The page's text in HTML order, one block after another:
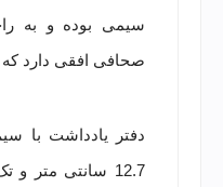
سیمی بوده و به
صحافی افقی دارد
12.7 سانتی